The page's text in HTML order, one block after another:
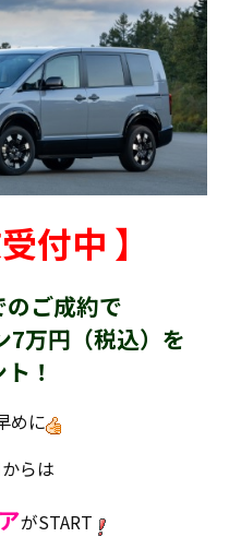
付中 】
ご成約で
7万円（税込）を
！
めに
らは​​​​​​
がSTART